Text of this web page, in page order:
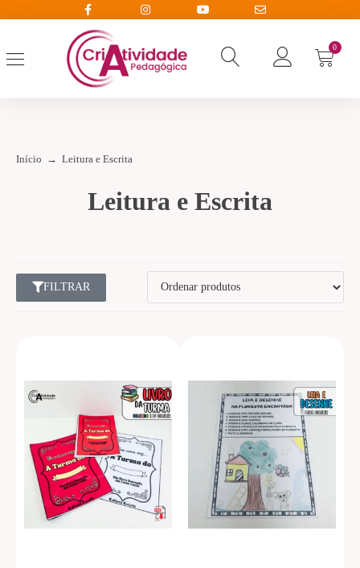
0
Início → Leitura e Escrita
Leitura e Escrita
FILTRAR